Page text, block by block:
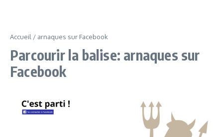
Accueil / arnaques sur Facebook
Parcourir la balise: arnaques sur
Facebook